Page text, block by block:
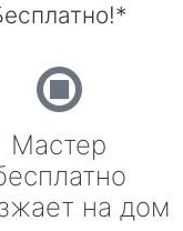
Мастер
на дом